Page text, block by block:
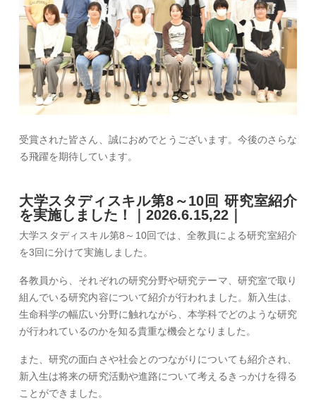
受賞された皆さん、誠におめでとうございます。今後のさらな
る飛躍を期待しています。
大学スタディスキル第8～10回 研究室紹介
を実施しました！｜2026.6.15,22｜
大学スタディスキル第8～10回では、全教員による研究室紹介
を3回に分けて実施しました。
各教員から、それぞれの研究分野や研究テーマ、研究室で取り
組んでいる研究内容について紹介が行われました。新入生は、
生命科学の幅広い分野に触れながら、本学科でどのような研究
が行われているのかを知る貴重な機会となりました。
また、研究の面白さや社会とのつながりについても紹介され、
新入生は将来の研究活動や進路について考えるきっかけを得る
ことができました。